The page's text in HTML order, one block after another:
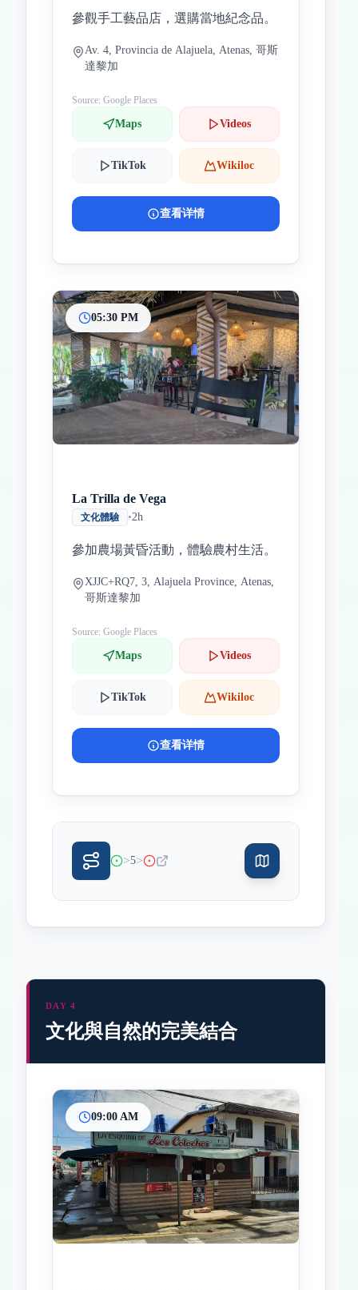
參觀手工藝品店，選購當地紀念品。
Av. 4, Provincia de Alajuela, Atenas, 哥斯
達黎加
Source: Google Places
Maps Videos
TikTok Wikiloc
查看详情
05:30 PM
La Trilla de Vega
文化體驗 •2h
參加農場黃昏活動，體驗農村生活。
XJJC+RQ7, 3, Alajuela Province, Atenas,
哥斯達黎加
Source: Google Places
Maps Videos
TikTok Wikiloc
查看详情
>5>
Inicio
Paradas intermedias
Final
DAY 4
文化與自然的完美結合
09:00 AM